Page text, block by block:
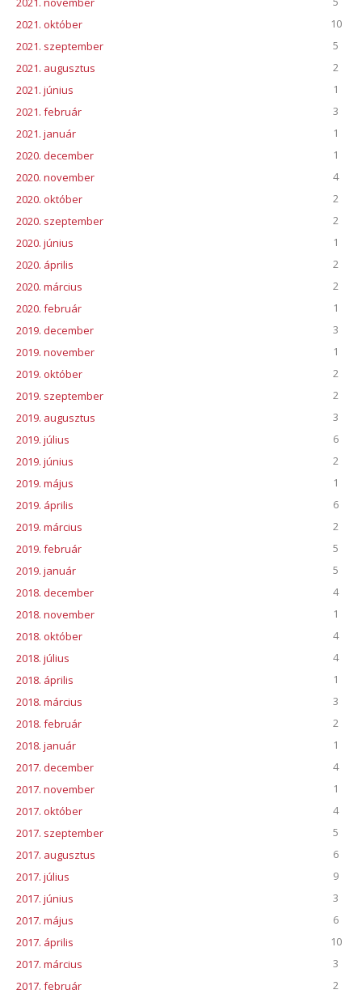
2021. október
10
2021. szeptember
5
2021. augusztus
2
2021. június
1
2021. február
3
2021. január
1
2020. december
1
2020. november
4
2020. október
2
2020. szeptember
2
2020. június
1
2020. április
2
2020. március
2
2020. február
1
2019. december
3
2019. november
1
2019. október
2
2019. szeptember
2
2019. augusztus
3
2019. július
6
2019. június
2
2019. május
1
2019. április
6
2019. március
2
2019. február
5
2019. január
5
2018. december
4
2018. november
1
2018. október
4
2018. július
4
2018. április
1
2018. március
3
2018. február
2
2018. január
1
2017. december
4
2017. november
1
2017. október
4
2017. szeptember
5
2017. augusztus
6
2017. július
9
2017. június
3
2017. május
6
2017. április
10
2017. március
3
2017. február
2